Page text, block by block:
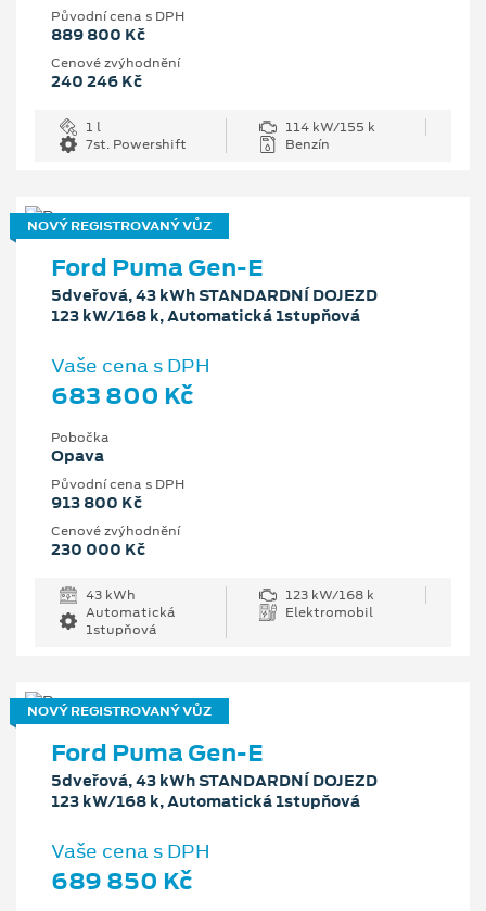
Původní cena s DPH
889 800 Kč
Cenové zvýhodnění
240 246 Kč
1 l
114 kW/155 k
7st. Powershift
Benzín
NOVÝ REGISTROVANÝ VŮZ
Ford Puma Gen-E
5dveřová, 43 kWh STANDARDNÍ DOJEZD
123 kW/168 k, Automatická 1stupňová
Vaše cena s DPH
683 800 Kč
Pobočka
Opava
Původní cena s DPH
913 800 Kč
Cenové zvýhodnění
230 000 Kč
43 kWh
123 kW/168 k
Automatická
1stupňová
Elektromobil
NOVÝ REGISTROVANÝ VŮZ
Ford Puma Gen-E
5dveřová, 43 kWh STANDARDNÍ DOJEZD
123 kW/168 k, Automatická 1stupňová
Vaše cena s DPH
689 850 Kč